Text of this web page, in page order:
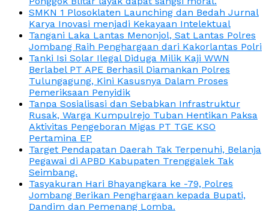
SMKN 1 Plosoklaten Launching dan Bedah Jurnal
Karya Inovasi menjadi Kekayaan Intelektual
Tangani Laka Lantas Menonjol, Sat Lantas Polres
Jombang Raih Penghargaan dari Kakorlantas Polri
Tanki Isi Solar Ilegal Diduga Milik Kaji WWN
Berlabel PT APE Berhasil Diamankan Polres
Tulungagung, Kini Kasusnya Dalam Proses
Pemeriksaan Penyidik
Tanpa Sosialisasi dan Sebabkan Infrastruktur
Rusak, Warga Kumpulrejo Tuban Hentikan Paksa
Aktivitas Pengeboran Migas PT TGE KSO
Pertamina EP
Target Pendapatan Daerah Tak Terpenuhi, Belanja
Pegawai di APBD Kabupaten Trenggalek Tak
Seimbang.
Tasyakuran Hari Bhayangkara ke -79, Polres
Jombang Berikan Penghargaan kepada Bupati,
Dandim dan Pemenang Lomba.